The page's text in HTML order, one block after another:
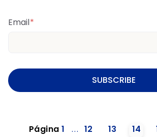
Email*
Página 1 ... 12 13 14